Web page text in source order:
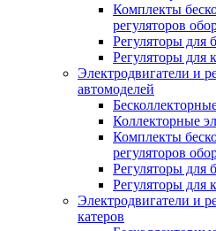
Комплекты
регуляторов
Регуляторы для
Регуляторы для
Электродвигатели и
автомоделей
Коллекторные
Комплекты
регуляторов
Регуляторы для
Регуляторы для
Электродвигатели и
катеров